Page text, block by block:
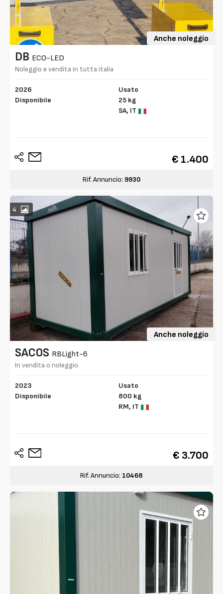
Anche noleggio
DB ECO-LED
Noleggio e vendita in tutta italia
2026
Disponibile
Usato
25 kg
SA, IT
€ 1.400
Rif. Annuncio: 9930
4
Anche noleggio
SACOS RBLight-6
In vendita o noleggio
2023
Disponibile
Usato
800 kg
RM, IT
€ 3.700
Rif. Annuncio: 10468